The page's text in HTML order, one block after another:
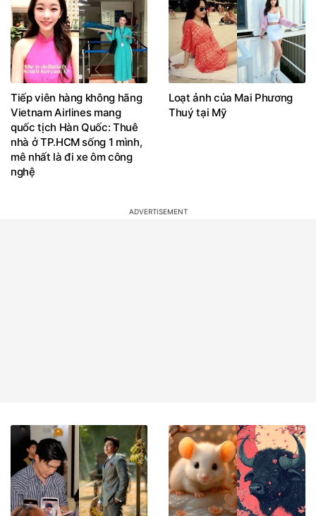
Tiếp viên hàng không hãng
Vietnam Airlines mang
quốc tịch Hàn Quốc: Thuê
nhà ở TP.HCM sống 1 mình,
mê nhất là đi xe ôm công
nghệ
Loạt ảnh của Mai Phương
Thuý tại Mỹ